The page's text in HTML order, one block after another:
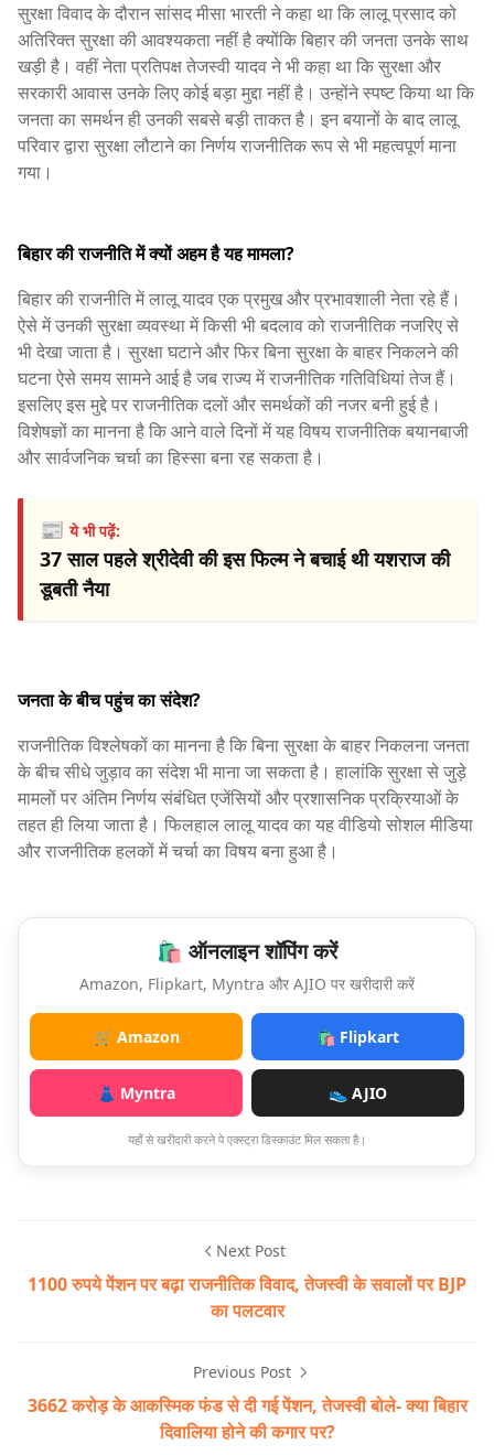
सुरक्षा विवाद के दौरान सांसद मीसा भारती ने कहा था कि लालू प्रसाद को
अतिरिक्त सुरक्षा की आवश्यकता नहीं है क्योंकि बिहार की जनता उनके साथ
खड़ी है। वहीं नेता प्रतिपक्ष तेजस्वी यादव ने भी कहा था कि सुरक्षा और
सरकारी आवास उनके लिए कोई बड़ा मुद्दा नहीं है। उन्होंने स्पष्ट किया था कि
जनता का समर्थन ही उनकी सबसे बड़ी ताकत है। इन बयानों के बाद लालू
परिवार द्वारा सुरक्षा लौटाने का निर्णय राजनीतिक रूप से भी महत्वपूर्ण माना
गया।
बिहार की राजनीति में क्यों अहम है यह मामला?
बिहार की राजनीति में लालू यादव एक प्रमुख और प्रभावशाली नेता रहे हैं।
ऐसे में उनकी सुरक्षा व्यवस्था में किसी भी बदलाव को राजनीतिक नजरिए से
भी देखा जाता है। सुरक्षा घटाने और फिर बिना सुरक्षा के बाहर निकलने की
घटना ऐसे समय सामने आई है जब राज्य में राजनीतिक गतिविधियां तेज हैं।
इसलिए इस मुद्दे पर राजनीतिक दलों और समर्थकों की नजर बनी हुई है।
विशेषज्ञों का मानना है कि आने वाले दिनों में यह विषय राजनीतिक बयानबाजी
और सार्वजनिक चर्चा का हिस्सा बना रह सकता है।
📰ये भी पढ़ें:
37 साल पहले श्रीदेवी की इस फिल्म ने बचाई थी यशराज की
डूबती नैया
जनता के बीच पहुंच का संदेश?
राजनीतिक विश्लेषकों का मानना है कि बिना सुरक्षा के बाहर निकलना जनता
के बीच सीधे जुड़ाव का संदेश भी माना जा सकता है। हालांकि सुरक्षा से जुड़े
मामलों पर अंतिम निर्णय संबंधित एजेंसियों और प्रशासनिक प्रक्रियाओं के
तहत ही लिया जाता है। फिलहाल लालू यादव का यह वीडियो सोशल मीडिया
और राजनीतिक हलकों में चर्चा का विषय बना हुआ है।
🛍️ ऑनलाइन शॉपिंग करें
Amazon, Flipkart, Myntra और AJIO पर खरीदारी करें
🛒 Amazon 🛍️ Flipkart
👗 Myntra 👟 AJIO
यहाँ से खरीदारी करने पे एक्स्ट्रा डिस्काउंट मिल सकता है।
Next Post
1100 रुपये पेंशन पर बढ़ा राजनीतिक विवाद, तेजस्वी के सवालों पर BJP
का पलटवार
Previous Post
3662 करोड़ के आकस्मिक फंड से दी गई पेंशन, तेजस्वी बोले- क्या बिहार
दिवालिया होने की कगार पर?